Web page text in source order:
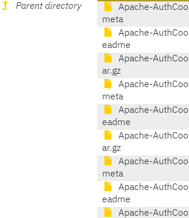
Parent directory
Apache-
meta
Apache-
eadme
Apache-
ar.gz
Apache-
meta
Apache-
eadme
Apache-
ar.gz
Apache-
meta
Apache-
eadme
Apache-